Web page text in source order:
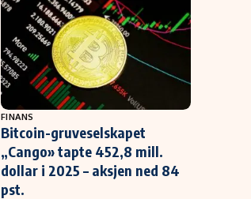
FINANS
Bitcoin-gruveselskapet
„Cango» tapte 452,8 mill.
dollar i 2025 – aksjen ned 84
pst.